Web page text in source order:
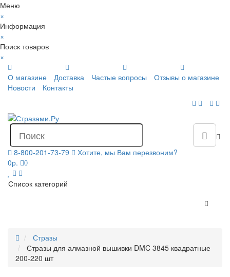
Меню
×
Информация
×
Поиск товаров
×
О магазине
Доставка Частые вопросы
Отзывы о магазине
Новости
Контакты
8-800-201-73-79
Хотите, мы Вам перезвоним?
0р.
0
Список категорий
Стразы
Стразы для алмазной вышивки DMC 3845 квадратные
200-220 шт